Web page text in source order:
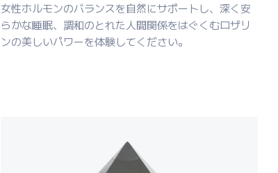
女性ホルモンのバランスを自然にサポートし、深く安
らかな睡眠、調和のとれた人間関係をはぐくむロザリ
ンの美しいパワーを体験してください。